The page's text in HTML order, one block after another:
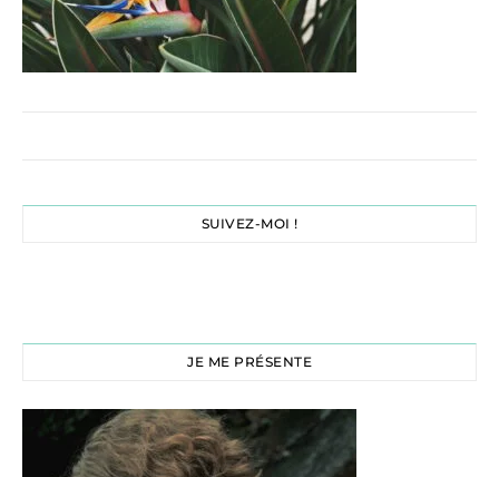
SUIVEZ-MOI !
JE ME PRÉSENTE